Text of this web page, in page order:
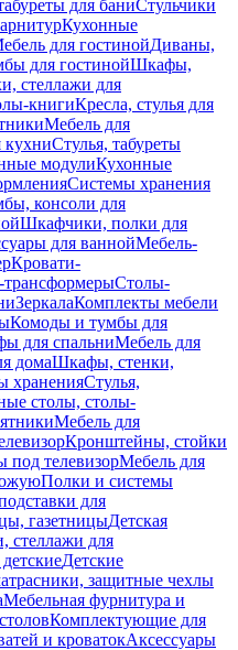
для баниСтульчики
Кухонные
для гостинойДиваны,
для гостинойШкафы,
стеллажи для
книгиКресла, стулья для
Мебель для
кухниСтулья, табуреты
модулиКухонные
Системы хранения
консоли для
Шкафчики, полки для
для ваннойМебель-
Кровати-
трансформерыСтолы-
ЗеркалаКомплекты мебели
Комоды и тумбы для
для спальниМебель для
домаШкафы, стенки,
храненияСтулья,
столы, столы-
Мебель для
Кронштейны, стойки
под телевизорМебель для
Полки и системы
для
газетницыДетская
стеллажи для
Детские
защитные чехлы
Мебельная фурнитура и
Комплектующие для
и кроватокАксессуары